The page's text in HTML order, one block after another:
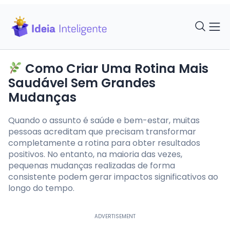
Como Criar Uma Rotina Mais
Saudável Sem Grandes
Mudanças
Quando o assunto é saúde e bem-estar, muitas
pessoas acreditam que precisam transformar
completamente a rotina para obter resultados
positivos. No entanto, na maioria das vezes,
pequenas mudanças realizadas de forma
consistente podem gerar impactos significativos ao
longo do tempo.
ADVERTISEMENT